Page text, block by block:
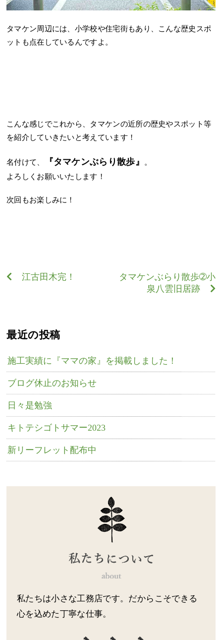
タマケン周辺には、小学校や住宅街もあり、こんな歴史スポ
ットも点在しているんですよ。
こんな感じでこれから、タマケンの近所の歴史やスポット等
を紹介していきたいと考えています！
名付けて、 『タマケンぶらり散歩』 。
よろしくお願いいたします！
次回もお楽しみに！
江古田木完！
タマケンぶらり散歩➁小
泉八雲旧居跡
最近の投稿
施工実績に『ママの家』を掲載しました！
ブログ休止のお知らせ
日々是勉強
キトテシゴトサマー2023
新リーフレット配布中
私たちは小さな工務店です。だからこそできる
心を込めた丁寧な仕事。